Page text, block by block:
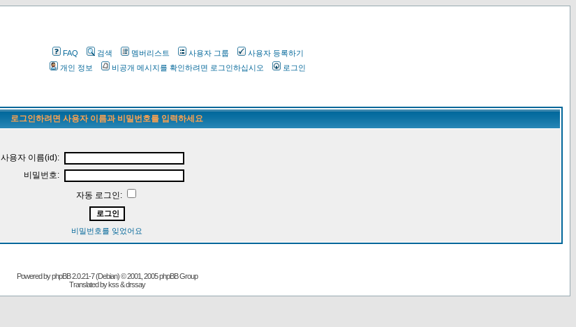
FAQ 검색 멤버리스트 사용자 그룹
사용자 등록하기
개인 정보
비공개 메시지를 확인하려면 로그인하십시오 로그인
로그인하려면 사용자 이름과 비밀번호를 입력하세요
사용자 이름(id):
비밀번호:
자동 로그인:
비밀번호를 잊었어요
Powered byphpBB2.0.21-7 (Debian) © 2001, 2005 phpBB Group
Translated by kss & drssay